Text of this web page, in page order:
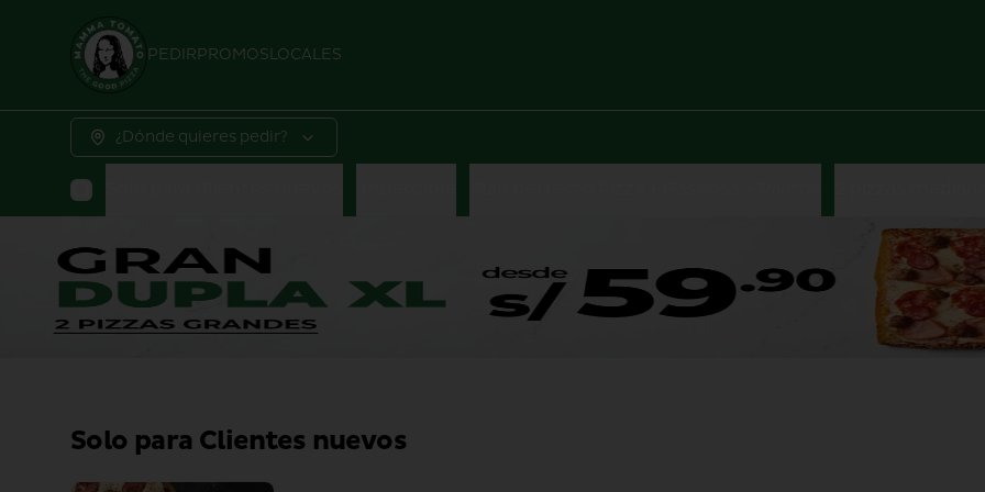
PEDIRPROMOSLOCALES
¿Dónde quieres pedir?
Solo para Clientes nuevos